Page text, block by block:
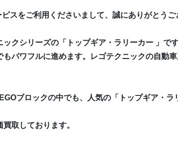
スをご利用くださいまして、誠にありがとうご
クシリーズの「トップギア・ラリーカー 」
パワフルに進めます。レゴテクニックの自動
ブロックの中でも、人気の「トップギア・ラ
取しております。